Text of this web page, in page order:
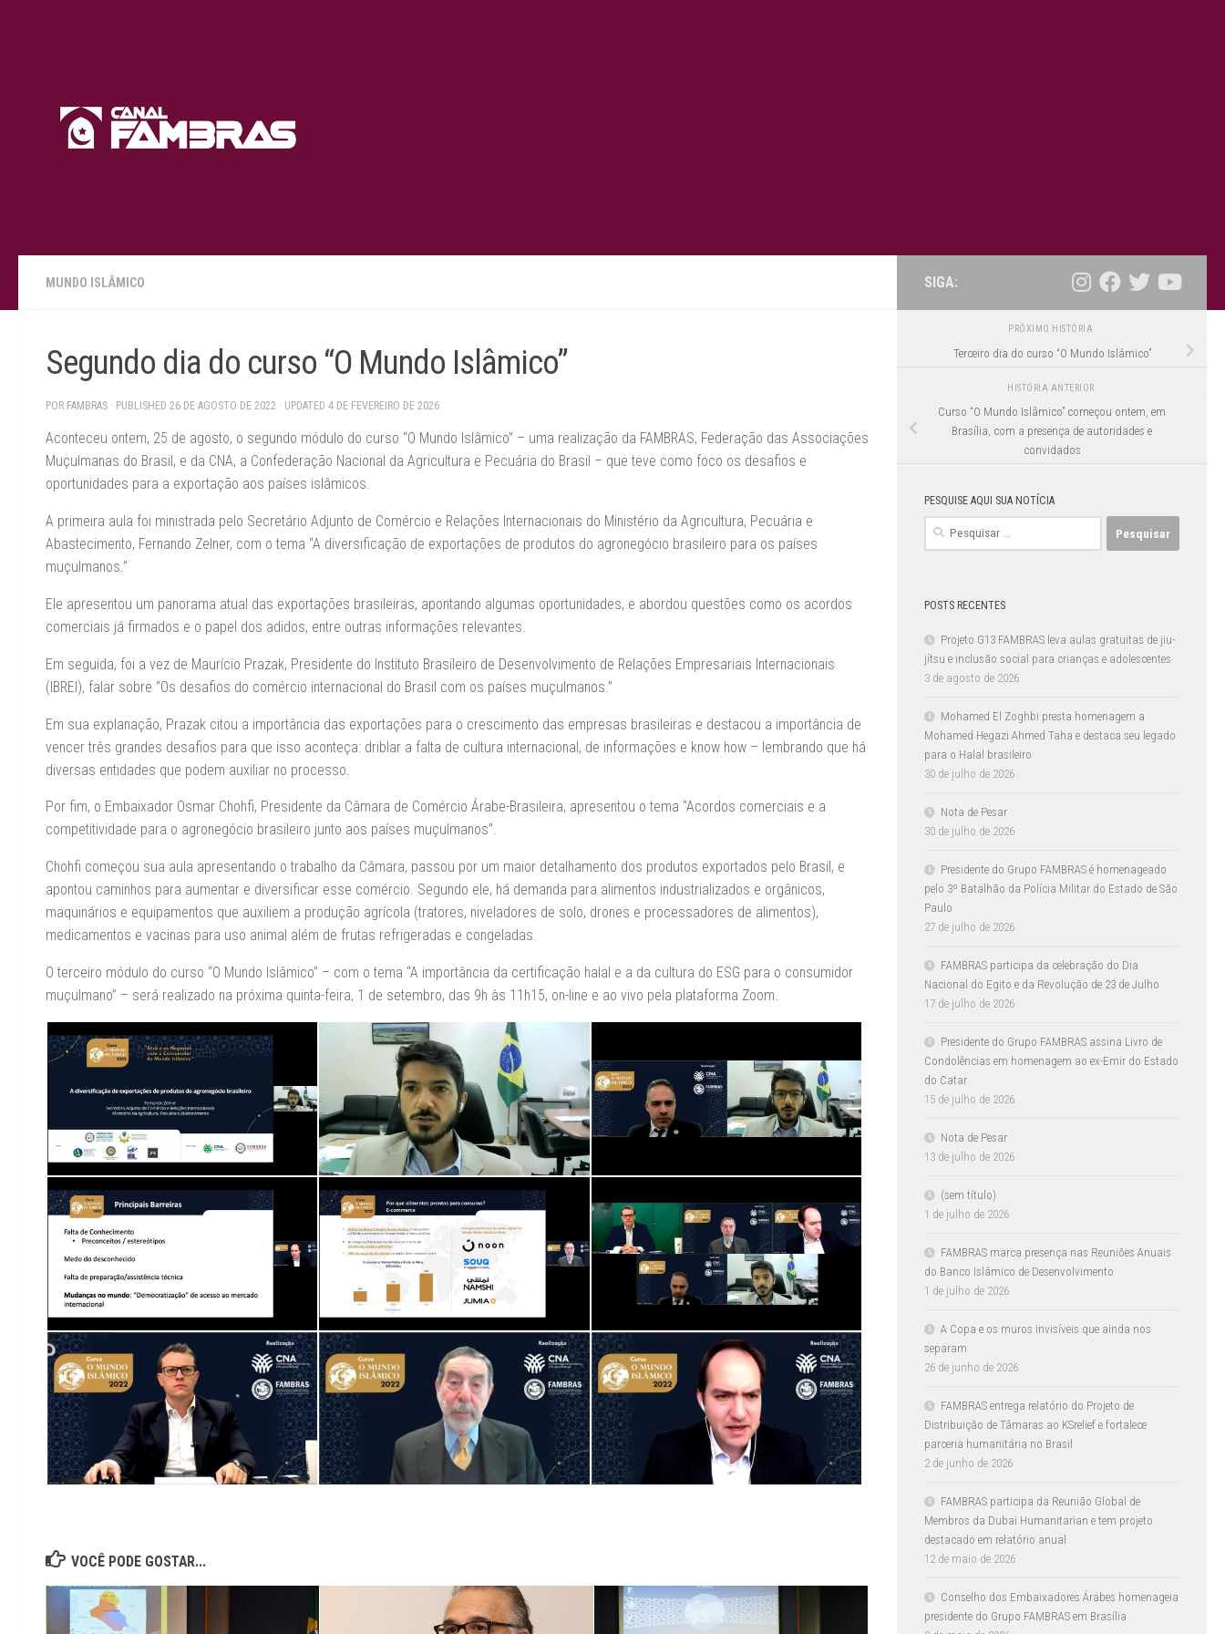
MUNDO ISLÂMICO
Segundo dia do curso “O Mundo Islâmico”
POR FAMBRAS · PUBLISHED 26 DE AGOSTO DE 2022 · UPDATED 4 DE FEVEREIRO DE 2026
Aconteceu ontem, 25 de agosto, o segundo módulo do curso “O Mundo Islâmico” – uma realização da FAMBRAS, Federação das Associações
Muçulmanas do Brasil, e da CNA, a Confederação Nacional da Agricultura e Pecuária do Brasil – que teve como foco os desafios e
oportunidades para a exportação aos países islâmicos.
A primeira aula foi ministrada pelo Secretário Adjunto de Comércio e Relações Internacionais do Ministério da Agricultura, Pecuária e
Abastecimento, Fernando Zelner, com o tema “A diversificação de exportações de produtos do agronegócio brasileiro para os países
muçulmanos.”
Ele apresentou um panorama atual das exportações brasileiras, apontando algumas oportunidades, e abordou questões como os acordos
comerciais já firmados e o papel dos adidos, entre outras informações relevantes.
Em seguida, foi a vez de Maurício Prazak, Presidente do Instituto Brasileiro de Desenvolvimento de Relações Empresariais Internacionais
(IBREI), falar sobre “Os desafios do comércio internacional do Brasil com os países muçulmanos.”
Em sua explanação, Prazak citou a importância das exportações para o crescimento das empresas brasileiras e destacou a importância de
vencer três grandes desafios para que isso aconteça: driblar a falta de cultura internacional, de informações e know how – lembrando que há
diversas entidades que podem auxiliar no processo.
Por fim, o Embaixador Osmar Chohfi, Presidente da Câmara de Comércio Árabe-Brasileira, apresentou o tema “Acordos comerciais e a
competitividade para o agronegócio brasileiro junto aos países muçulmanos”.
Chohfi começou sua aula apresentando o trabalho da Câmara, passou por um maior detalhamento dos produtos exportados pelo Brasil, e
apontou caminhos para aumentar e diversificar esse comércio. Segundo ele, há demanda para alimentos industrializados e orgânicos,
maquinários e equipamentos que auxiliem a produção agrícola (tratores, niveladores de solo, drones e processadores de alimentos),
medicamentos e vacinas para uso animal além de frutas refrigeradas e congeladas.
O terceiro módulo do curso “O Mundo Islâmico” – com o tema “A importância da certificação halal e a da cultura do ESG para o consumidor
muçulmano” – será realizado na próxima quinta-feira, 1 de setembro, das 9h às 11h15, on-line e ao vivo pela plataforma Zoom.
VOCÊ PODE GOSTAR...
SIGA:
PRÓXIMO HISTÓRIA
Terceiro dia do curso “O Mundo Islâmico”
HISTÓRIA ANTERIOR
Curso “O Mundo Islâmico” começou ontem, em
Brasília, com a presença de autoridades e
convidados
PESQUISE AQUI SUA NOTÍCIA
Pesquisar
POSTS RECENTES
Projeto G13 FAMBRAS leva aulas gratuitas de jiu-
jítsu e inclusão social para crianças e adolescentes
3 de agosto de 2026
Mohamed El Zoghbi presta homenagem a
Mohamed Hegazi Ahmed Taha e destaca seu legado
para o Halal brasileiro
30 de julho de 2026
Nota de Pesar
30 de julho de 2026
Presidente do Grupo FAMBRAS é homenageado
pelo 3º Batalhão da Polícia Militar do Estado de São
Paulo
27 de julho de 2026
FAMBRAS participa da celebração do Dia
Nacional do Egito e da Revolução de 23 de Julho
17 de julho de 2026
Presidente do Grupo FAMBRAS assina Livro de
Condolências em homenagem ao ex-Emir do Estado
do Catar
15 de julho de 2026
Nota de Pesar
13 de julho de 2026
(sem título)
1 de julho de 2026
FAMBRAS marca presença nas Reuniões Anuais
do Banco Islâmico de Desenvolvimento
1 de julho de 2026
A Copa e os muros invisíveis que ainda nos
separam
26 de junho de 2026
FAMBRAS entrega relatório do Projeto de
Distribuição de Tâmaras ao KSrelief e fortalece
parceria humanitária no Brasil
2 de junho de 2026
FAMBRAS participa da Reunião Global de
Membros da Dubai Humanitarian e tem projeto
destacado em relatório anual
12 de maio de 2026
Conselho dos Embaixadores Árabes homenageia
presidente do Grupo FAMBRAS em Brasília